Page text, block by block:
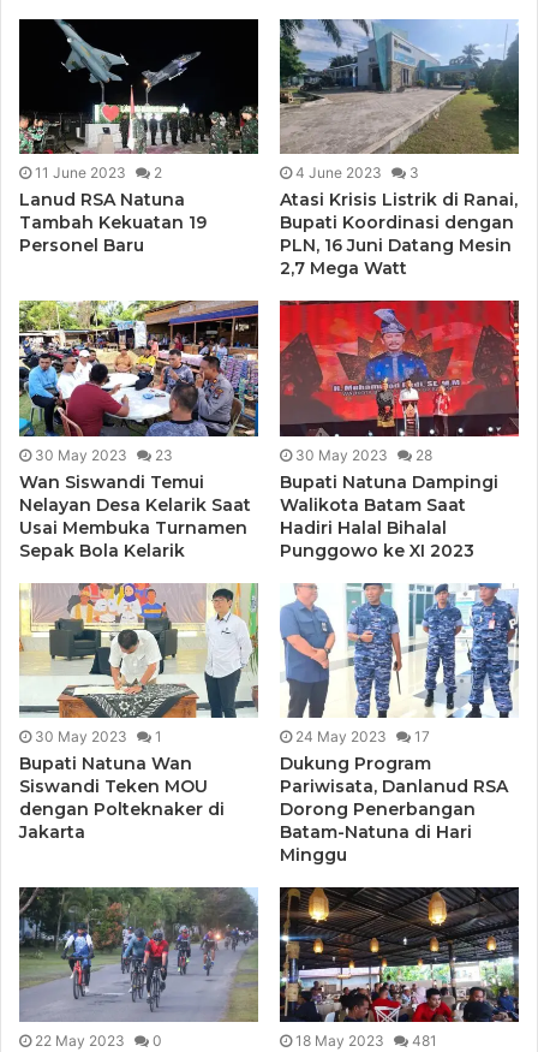
11 June 2023 2
Lanud RSA Natuna
Tambah Kekuatan 19
Personel Baru
4 June 2023 3
Atasi Krisis Listrik di Ranai,
Bupati Koordinasi dengan
PLN, 16 Juni Datang Mesin
2,7 Mega Watt
30 May 2023 23
Wan Siswandi Temui
Nelayan Desa Kelarik Saat
Usai Membuka Turnamen
Sepak Bola Kelarik
30 May 2023 28
Bupati Natuna Dampingi
Walikota Batam Saat
Hadiri Halal Bihalal
Punggowo ke XI 2023
30 May 2023 1
Bupati Natuna Wan
Siswandi Teken MOU
dengan Polteknaker di
Jakarta
24 May 2023 17
Dukung Program
Pariwisata, Danlanud RSA
Dorong Penerbangan
Batam-Natuna di Hari
Minggu
22 May 2023 0 18 May 2023 481